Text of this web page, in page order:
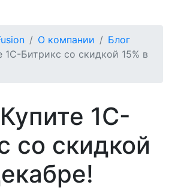
О компании
Блог
1С-Битрикс со скидкой 15% в
1С-
со скидкой